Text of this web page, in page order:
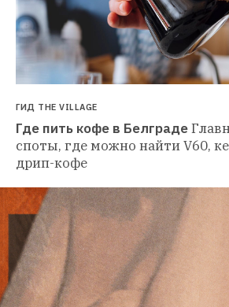
ГИД THE VILLAGE
Где пить кофе в Белграде
споты, где можно найти V60,
дрип-кофе